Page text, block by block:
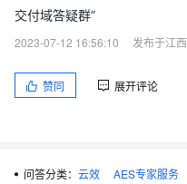
交付域答疑群”
2023-07-12 16:56:10
发布于江西
赞同 展开评论
问答分类： 云效
AES专家服务